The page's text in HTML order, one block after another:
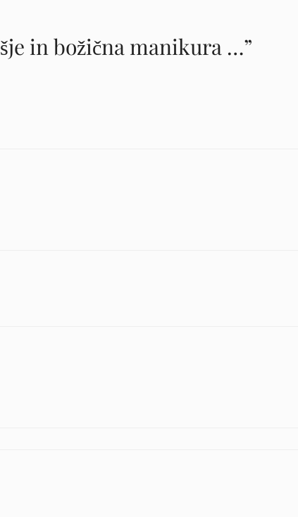
in božična manikura …”